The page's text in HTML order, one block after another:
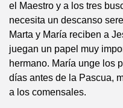
el Maestro y a los tres
necesita un descanso
Marta y María reciben a
juegan un papel muy
hermano. María unge los
días antes de la Pascua,
a los comensales.